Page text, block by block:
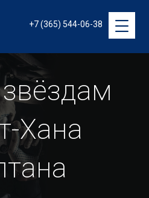
+7 (365) 544-06-38
Хана